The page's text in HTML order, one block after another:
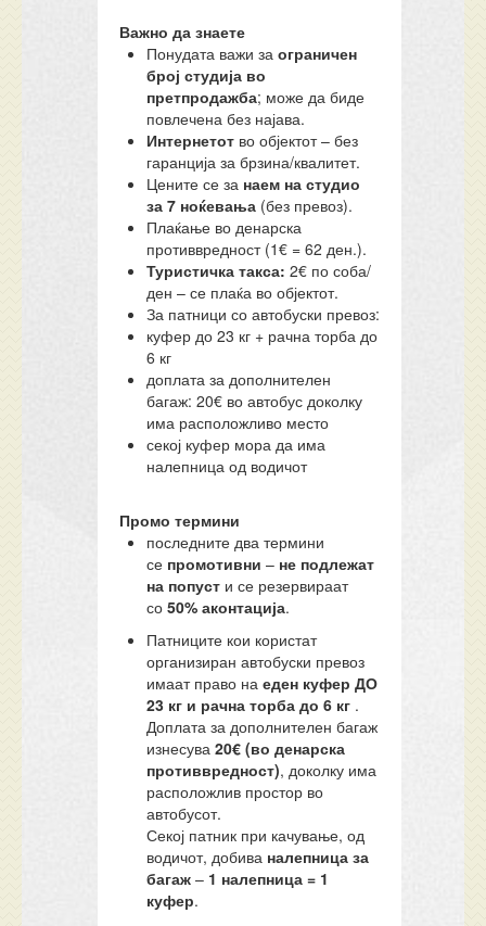
Важно да знаете
Понудата важи заограничен
број студија во
претпродажба; може да биде
повлечена без најава.
Интернетот во објектот – без
гаранција за брзина/квалитет.
Цените се за наем на студио
за 7 ноќевања (без превоз).
Плаќање во денарска
противвредност (1€ = 62 ден.).
Туристичка такса: 2€ по соба/
ден – се плаќа во објектот.
За патници со автобуски превоз:
куфер до 23 кг + рачна торба до
6 кг
доплата за дополнителен
багаж: 20€ во автобус доколку
има расположливо место
секој куфер мора да има
налепница од водичот
Промо термини
последните два термини
се промотивни – не подлежат
на попуст и се резервираат
со50% аконтација.
Патниците кои користат
организиран автобуски превоз
имаат право наеден куфер ДО
23 кг и рачна торба до 6 кг .
Доплата за дополнителен багаж
изнесува20€ (во денарска
противвредност), доколку има
расположлив простор во
автобусот.
Секој патник при качување, од
водичот, добива налепница за
багаж – 1 налепница = 1
куфер.